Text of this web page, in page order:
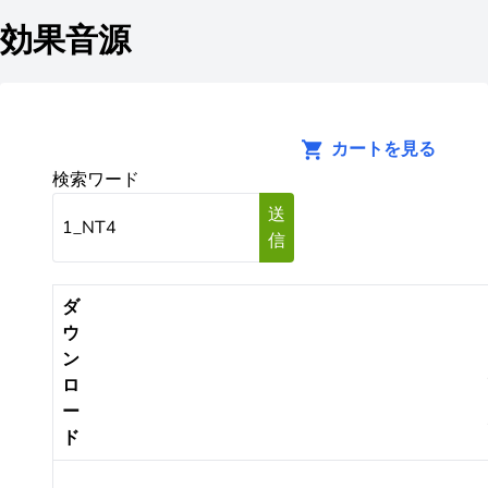
効果音源
カートを見る
検索ワード
送
信
ダ
ウ
ン
ロ
ー
ド